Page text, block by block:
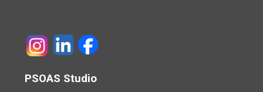
PSOAS Studio